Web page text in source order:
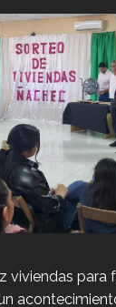
viviendas para